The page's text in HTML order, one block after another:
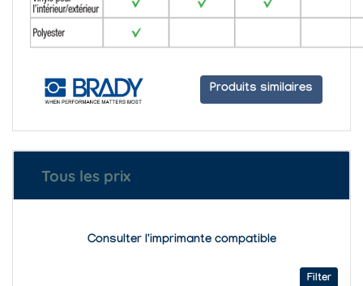
Produits similaires
Tous les prix
Consulter l'imprimante compatible
Filter